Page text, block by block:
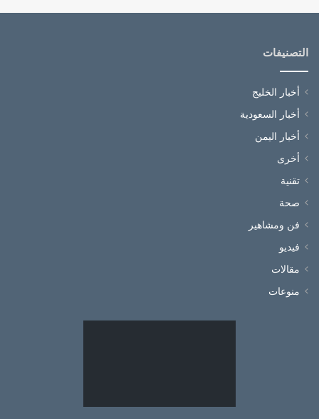
التصنيفات
أخبار الخليج
أخبار السعودية
أخبار اليمن
أخرى
تقنية
صحة
فن ومشاهير
فيديو
مقالات
منوعات